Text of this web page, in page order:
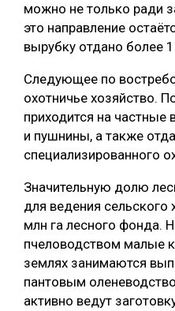
СОРТИРОВКА ДРЕВЕСИНЫ
СУШКА ДРЕВЕСИНЫ
МЕБЕЛЬНОЕ ПРОИЗВОДСТВО
можно не только ради
это направление
вырубку отдано более
Следующее по
охотничье хозяйство.
приходится на
и пушнины, а также
специализированного
Значительную долю
для ведения сельского
млн га лесного фонда.
пчеловодством малые
землях занимаются
пантовым
активно ведут